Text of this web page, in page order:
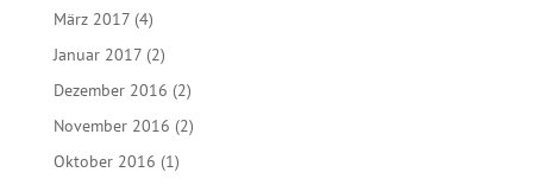
März 2017(4)
Januar 2017(2)
Dezember 2016 (2)
November 2016 (2)
Oktober 2016 (1)